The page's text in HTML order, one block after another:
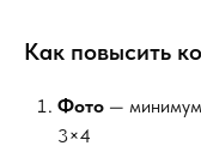
Как повысить
Фото —
3×4